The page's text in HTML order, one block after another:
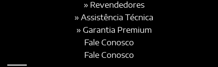
» Revendedores
» Assistência Técnica
» Garantia Premium
Fale Conosco
Fale Conosco